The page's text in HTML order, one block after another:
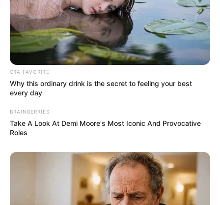
Le-Parisien
15 – 5 – 9 – 3 – 4 – 16 – 14 – 11
Républicain-Lorrain
15 – 4 – 16 – 5 – 3 – 14 – 17 – 9
Ouest-France
15 – 16 – 3 – 5 – 9 – 14 – 11 – 4
Paris-Courses.com
15 – 5 – 9 – 16 – 14 – 4 – 10 – 11
Suite des pronostics de la presse
CTA FAVORITE
Why this ordinary drink is the secret to feeling your best
every day
BRAINBERRIES
Take A Look At Demi Moore's Most Iconic And Provocative
Roles